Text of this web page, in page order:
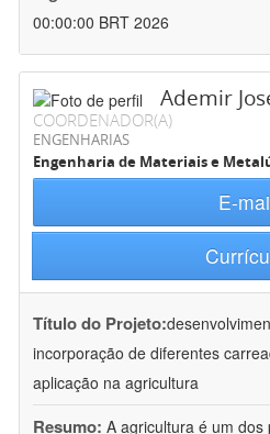
00:00:00 BRT 2026
Ademir
COORDENADOR(A)
ENGENHARIAS
Engenharia de Materiais e
E-
Título do Projeto:
incorporação de diferentes
aplicação na agricultura
Resumo: A agricultura é um